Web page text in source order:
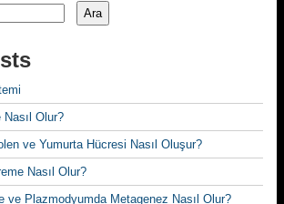
Ara
Nasıl Olur?
ve Yumurta Hücresi Nasıl Oluşur?
Nasıl Olur?
ve Plazmodyumda Metagenez Nasıl Olur?